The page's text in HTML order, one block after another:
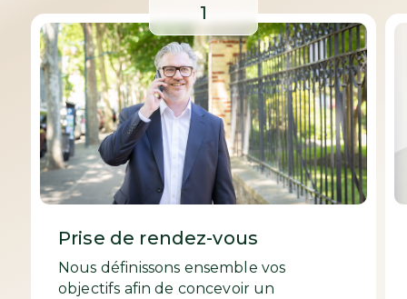
1
Prise de rendez-vous
Nous définissons ensemble vos
objectifs afin de concevoir un